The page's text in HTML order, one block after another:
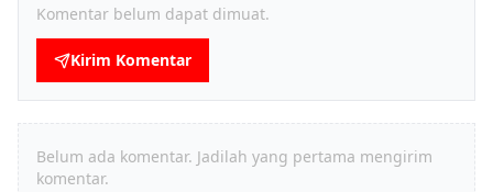
Komentar belum dapat dimuat.
Kirim Komentar
Belum ada komentar. Jadilah yang pertama mengirim
komentar.